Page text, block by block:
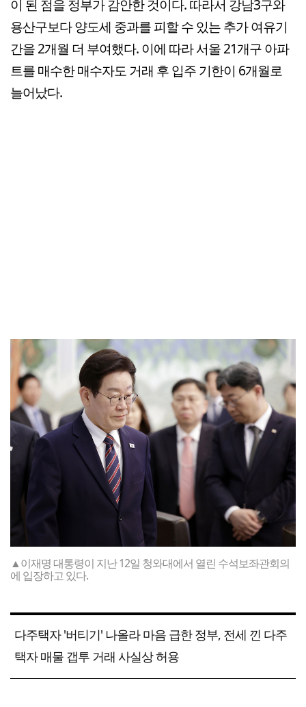
이 된 점을 정부가 감안한 것이다. 따라서 강남3구와
용산구보다 양도세 중과를 피할 수 있는 추가 여유기
간을 2개월 더 부여했다. 이에 따라 서울 21개구 아파
트를 매수한 매수자도 거래 후 입주 기한이 6개월로
늘어났다.
▲이재명 대통령이 지난 12일 청와대에서 열린 수석보좌관회의
에 입장하고 있다.
다주택자 '버티기' 나올라 마음 급한 정부, 전세 낀 다주
택자 매물 갭투 거래 사실상 허용